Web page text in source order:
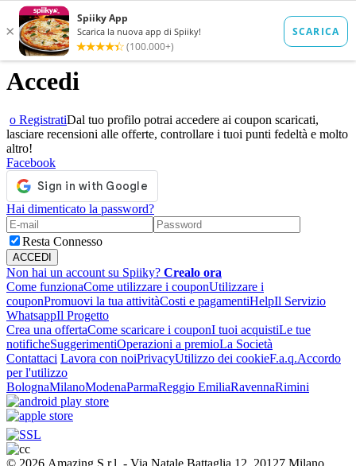
Accedi
o RegistratiDal tuo profilo potrai accedere ai coupon scaricati,
lasciare recensioni alle offerte, controllare i tuoi punti fedeltà e molto
altro!
Facebook
Hai dimenticato la password?
Resta Connesso
Non hai un account su Spiiky? Crealo ora
Come funzionaCome utilizzare i couponUtilizzare i
couponPromuovi la tua attivitàCosti e pagamentiHelpIl Servizio
WhatsappIl Progetto
Crea una offertaCome scaricare i couponI tuoi acquistiLe tue
notificheSuggerimentiOperazioni a premioLa Società
Contattaci Lavora con noiPrivacyUtilizzo dei cookieF.a.q.Accordo
per l'utilizzo
BolognaMilanoModenaParmaReggio EmiliaRavennaRimini